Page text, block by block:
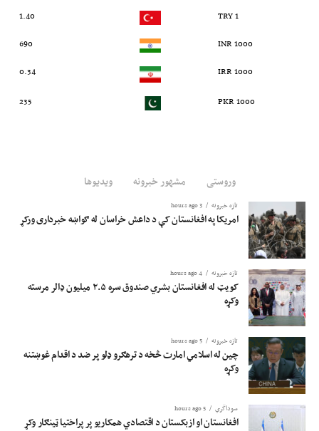
1 TRY
1.40
1000 INR
690
1000 IRR
0.34
1000 PKR
235
وروستی مشهور خبرونه ویدیوها
تازه خبرونه 3 hours ago
امریکا په افغانستان کې د داعش خراسان له ګواښه خبرداری ورکړ
تازه خبرونه 4 hours ago
کویټ له افغانستان بشري صندوق سره ۲.۵ میلیون ډالر مرسته
وکړه
تازه خبرونه 5 hours ago
چین له اسلامي امارت څخه د ترهګرو ډلو پر ضد د اقدام غوښتنه
وکړه
سوداگري 5 hours ago
افغانستان او ازبکستان د اقتصادي همکاریو پر پراختیا ټینګار وکړ